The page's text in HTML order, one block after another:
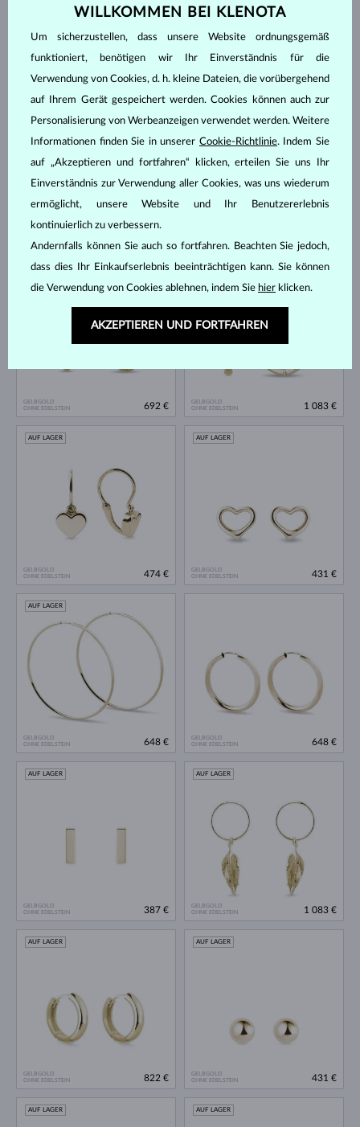
AUF LAGER AUF LAGER
GELBGOLD
OHNE EDELSTEIN
AUF LAGER
692 €
GELBGOLD
OHNE EDELSTEIN
AUF LAGER
1 083 €
GELBGOLD
OHNE EDELSTEIN
AUF LAGER
474 €
GELBGOLD
OHNE EDELSTEIN
AUF LAGER
431 €
GELBGOLD
OHNE EDELSTEIN
AUF LAGER
648 €
GELBGOLD
OHNE EDELSTEIN
648 €
GELBGOLD
OHNE EDELSTEIN
AUF LAGER
387 €
GELBGOLD
OHNE EDELSTEIN
AUF LAGER
1 083 €
GELBGOLD
OHNE EDELSTEIN
AUF LAGER
822 €
GELBGOLD
OHNE EDELSTEIN
AUF LAGER
431 €
AUF LAGER AUF LAGER
WILLKOMMEN BEI KLENOTA
Um sicherzustellen, dass unsere Website ordnungsgemäß
funktioniert, benötigen wir Ihr Einverständnis für die
Verwendung von Cookies, d. h. kleine Dateien, die vorübergehend
auf Ihrem Gerät gespeichert werden. Cookies können auch zur
Personalisierung von Werbeanzeigen verwendet werden. Weitere
Informationen finden Sie in unserer Cookie-Richtlinie. Indem Sie
auf „Akzeptieren und fortfahren“ klicken, erteilen Sie uns Ihr
Einverständnis zur Verwendung aller Cookies, was uns wiederum
ermöglicht, unsere Website und Ihr Benutzererlebnis
kontinuierlich zu verbessern.
Andernfalls können Sie auch so fortfahren. Beachten Sie jedoch,
dass dies Ihr Einkaufserlebnis beeinträchtigen kann. Sie können
die Verwendung von Cookies ablehnen, indem Sie hier klicken.
AKZEPTIEREN UND FORTFAHREN